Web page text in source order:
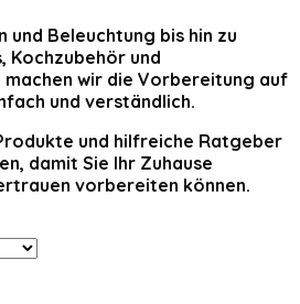
Beleuchtung bis hin zu
Kochzubehör und
wir die Vorbereitung auf
und verständlich.
und hilfreiche Ratgeber
damit Sie Ihr Zuhause
vorbereiten können.